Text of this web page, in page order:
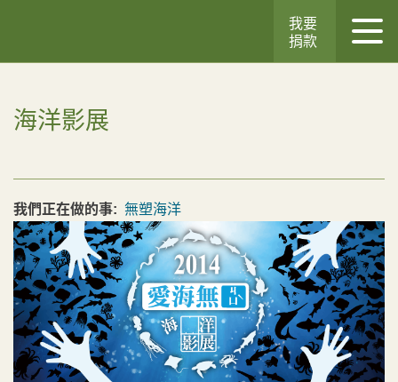
我要
捐款
海洋影展
我們正在做的事: 無塑海洋